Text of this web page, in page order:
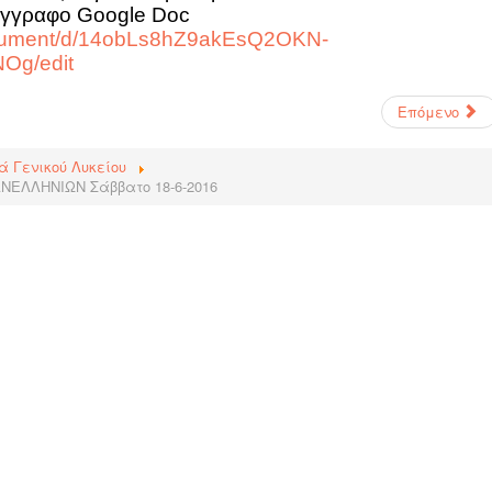
Google Doc
d/14obLs8hZ9akEsQ2OKN-
edit
Επόμενο
Γενικού Λυκείου
Σάββατο 18-6-2016